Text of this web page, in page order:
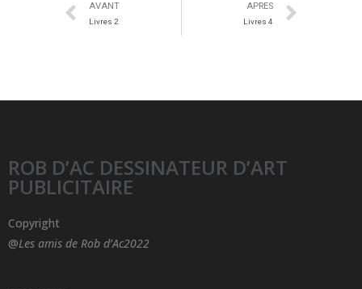
AVANT
Livres 2
APRES
Livres 4
ROB D’AC DESSINATEUR D’ART
PUBLICITAIRE
Copyright
@Les amis de Rob d’Ac2022